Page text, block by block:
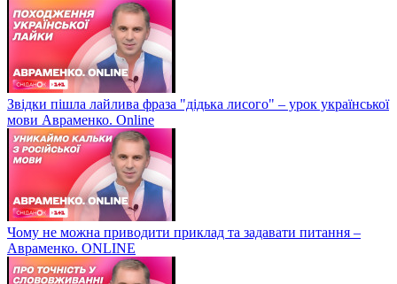
Звідки пішла лайлива фраза "дідька лисого" – урок української
мови Авраменко. Online
Чому не можна приводити приклад та задавати питання –
Авраменко. ONLINE